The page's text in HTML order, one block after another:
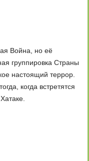
Война, но её
группировка Страны
настоящий террор.
когда встретятся